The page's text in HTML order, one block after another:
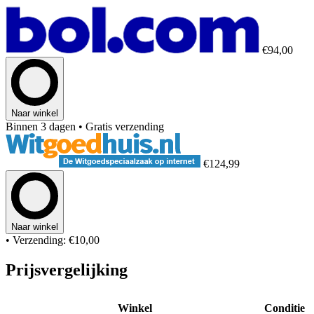
€94,00
Naar winkel
Binnen 3 dagen • Gratis verzending
€124,99
Naar winkel
• Verzending: €10,00
Prijsvergelijking
Winkel Conditie